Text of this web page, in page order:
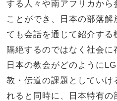
する人々や南アフリカから
ことができ、日本の部落
ても会話を通じて紹介する
隔絶するのではなく社会に
日本の教会がどのように
教・伝道の課題としていけ
れると同時に、日本特有